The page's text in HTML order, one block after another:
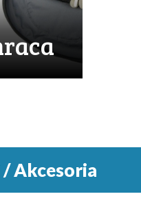
/ Akcesoria